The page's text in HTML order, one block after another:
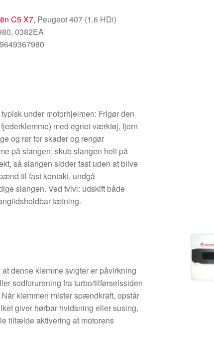
C5 X7, Peugeot 407 (1.6 HDi)
0382EA
under motorhjelmen: Frigør den
med egnet værktøj, fjern
og rør for skader og rengør
på slangen, skub slangen helt på
så slangen sidder fast uden at blive
til fast kontakt, undgå
slangen. Ved tvivl: udskift både
tætning.
denne klemme svigter er påvirkning
sodforurening fra turbo/tilførselssiden
klemmen mister spændkraft, opstår
giver hørbar hvidsning eller susing,
tilfælde aktivering af motorens